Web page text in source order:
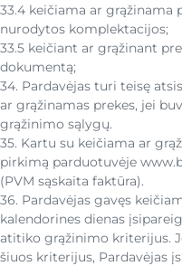
33.4 keičiama ar grąžinama
nurodytos komplektacijos;
33.5 keičiant ar grąžinant
dokumentą;
34. Pardavėjas turi teisę
ar grąžinamas prekes, jei
grąžinimo sąlygų.
35. Kartu su keičiama ar
pirkimą parduotuvėje
(PVM sąskaita faktūra).
36. Pardavėjas gavęs
kalendorines dienas
atitiko grąžinimo kriterijus.
šiuos kriterijus, Pardavėjas